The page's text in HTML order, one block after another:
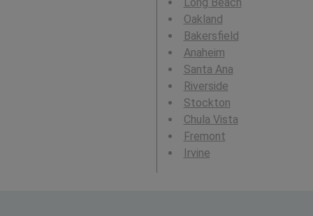
Oakland
Bakersfield
Anaheim
Santa Ana
Riverside
Stockton
Chula Vista
Fremont
Irvine